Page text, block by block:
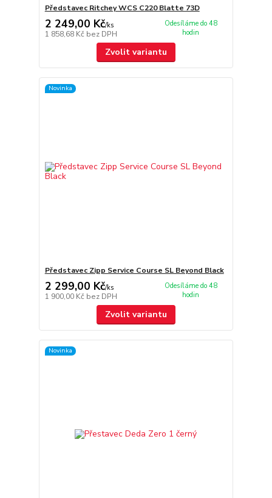
Představec Ritchey WCS C220 Blatte 73D
2 249,00 Kč/ks
1 858,68 Kč bez DPH
Odesíláme do 48
hodin
Zvolit variantu
Novinka
Představec Zipp Service Course SL Beyond Black
2 299,00 Kč/ks
1 900,00 Kč bez DPH
Odesíláme do 48
hodin
Zvolit variantu
Novinka